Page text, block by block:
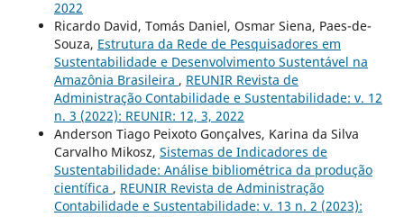
2022
Ricardo David, Tomás Daniel, Osmar Siena, Paes-de-
Souza, Estrutura da Rede de Pesquisadores em
Sustentabilidade e Desenvolvimento Sustentável na
Amazônia Brasileira , REUNIR Revista de
Administração Contabilidade e Sustentabilidade: v. 12
n. 3 (2022): REUNIR: 12, 3, 2022
Anderson Tiago Peixoto Gonçalves, Karina da Silva
Carvalho Mikosz, Sistemas de Indicadores de
Sustentabilidade: Análise bibliométrica da produção
científica , REUNIR Revista de Administração
Contabilidade e Sustentabilidade: v. 13 n. 2 (2023):